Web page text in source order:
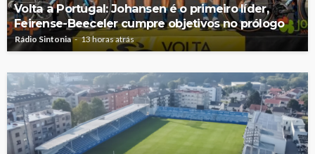
Volta a Portugal: Johansen é o primeiro líder,
Feirense-Beeceler cumpre objetivos no prólogo
Rádio Sintonia 13 horas atrás